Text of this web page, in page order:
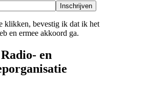
Inschrijven
klikken, bevestig ik dat ik het
en ermee akkoord ga.
en